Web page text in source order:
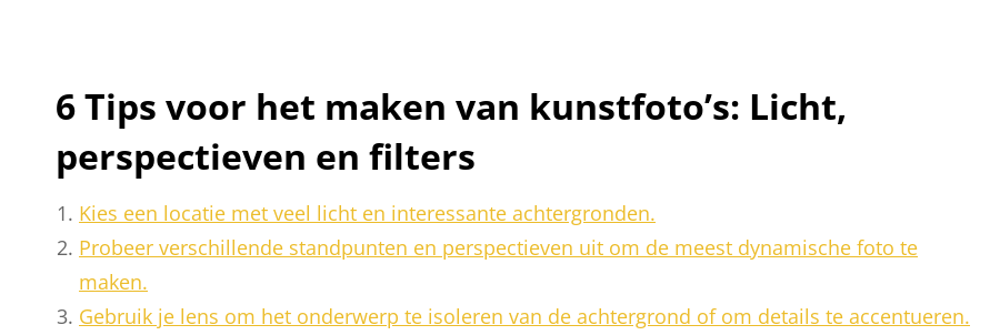
6 Tips voor het maken van kunstfoto’s: Licht,
perspectieven en filters
Kies een locatie met veel licht en interessante achtergronden.
Probeer verschillende standpunten en perspectieven uit om de meest dynamische foto te
maken.
Gebruik je lens om het onderwerp te isoleren van de achtergrond of om details te accentueren.